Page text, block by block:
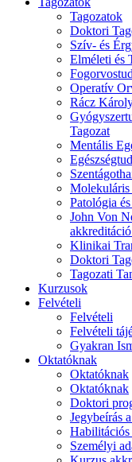
Tagozatok
Doktori
Szív- és
Elméleti és
Operatív
Rácz
Tagozat
Mentális
Molekuláris
Patológia
John Von
Klinikai
Doktori
Tagozati
Kurzusok
Felvételi
Felvételi
Felvételi
Gyakran
Oktatóknak
Oktatóknak
Oktatóknak
Doktori
Jegybeírás
Habilitációs
Személyi